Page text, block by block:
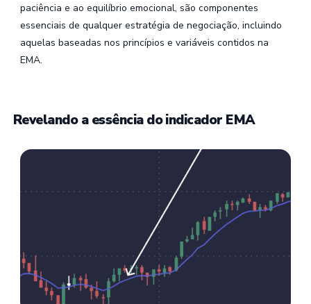
paciência e ao equilíbrio emocional, são componentes
essenciais de qualquer estratégia de negociação, incluindo
aquelas baseadas nos princípios e variáveis contidos na
EMA.
Revelando a essência do indicador EMA